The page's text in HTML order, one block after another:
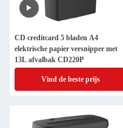
CD creditcard 5 bladen A4
elektrische papier versnipper met
13L afvalbak CD220P
Vind de beste prijs